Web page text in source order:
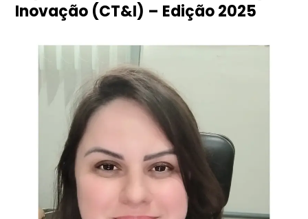
Inovação (CT&I) – Edição 2025